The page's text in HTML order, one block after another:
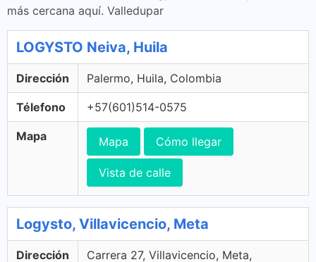
más cercana aquí. Valledupar
LOGYSTO Neiva, Huila
Dirección Palermo, Huila, Colombia
Télefono +57(601)514-0575
Mapa Mapa Cómo llegar
Vista de calle
Logysto, Villavicencio, Meta
Dirección
Carrera 27, Villavicencio, Meta,